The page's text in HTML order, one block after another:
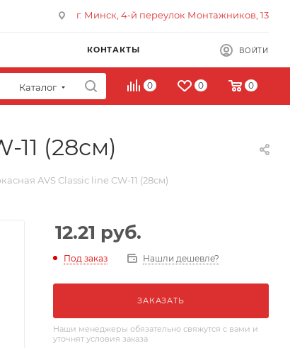
г. Минск, 4-й переулок Монтажников, 13
КОНТАКТЫ ВОЙТИ
Каталог 0 0 0
11 (28см)
AVS Classic line CW-11 (28см)
12.21 руб.
Под заказ Нашли дешевле?
ЗАКАЗАТЬ
Наши менеджеры обязательно свяжутся с вами и
уточнят условия заказа